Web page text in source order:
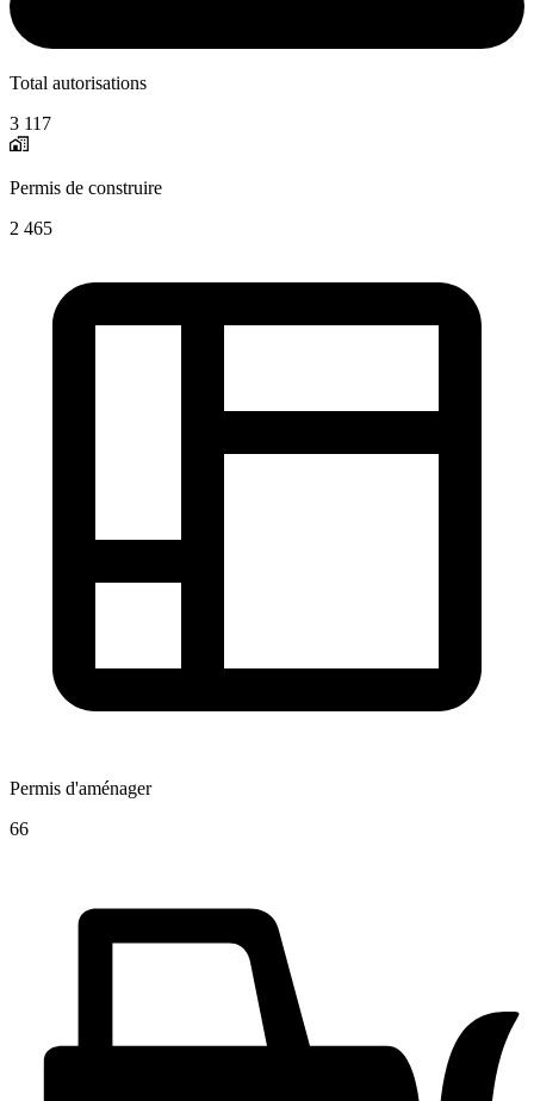
Total autorisations
3 117
Permis de construire
2 465
Permis d'aménager
66